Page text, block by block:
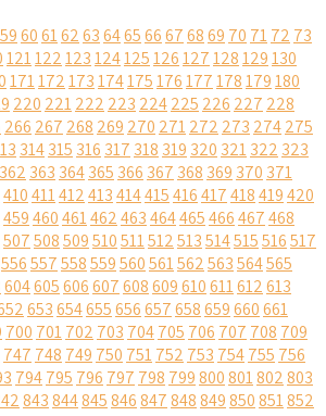
5960616263646566676869 70 7172 73
121122123124125126127128129130
171172173174175176177178179180
220 221222 223 224225 226 227 228
266 267 268 269 270 271272 273 274275
314315 316 317 318 319 320 321322 323
362 363 364365 366 367 368 369 370 371
410411412413414415416417418419420
459460461462463464465466467468
507508509510511512513514515516517
556557558559560561562563564565
604605606607608609610611612613
653654655656657658659660661
700 701702 703 704705 706 707 708 709
747 748 749 750 751752 753 754755 756
794795 796 797 798 799800801802803
843844845846847848849850851852